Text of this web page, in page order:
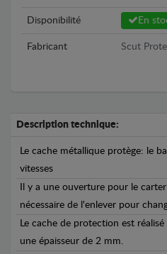
Disponibilité En
Fabricant Scut
Description technique:
Le cache métallique protège: le
vitesses
Il y a une ouverture pour le
nécessaire de l'enlever pour
Le cache de protection est
une épaisseur de 2 mm.